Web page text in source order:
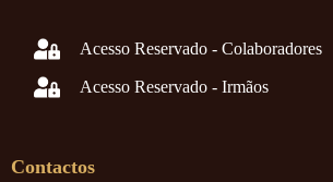
Acesso Reservado - Colaboradores
Acesso Reservado - Irmãos
Contactos